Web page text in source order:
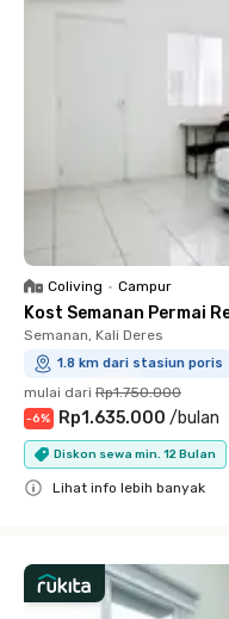
Coliving • Campur
Kost Semanan Permai
Semanan, Kali Deres
1.8 km dari stasiun poris
mulai dari Rp1.750.000
-6% Rp1.635.000 /bulan
Diskon sewa min. 12 Bulan
Lihat info lebih banyak